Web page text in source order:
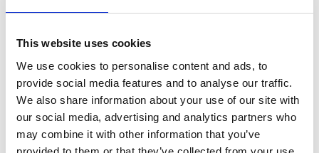
This website uses cookies
We use cookies to personalise content and ads, to
provide social media features and to analyse our traffic.
We also share information about your use of our site with
our social media, advertising and analytics partners who
may combine it with other information that you’ve